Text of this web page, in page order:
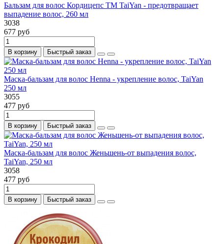
Бальзам для волос Кордицепс ТМ TaiYan - предотвращает
выпадение волос, 260 мл
3038
677 руб
В корзину Быстрый заказ
Маска-бальзам для волос Henna - укрепление волос, TaiYan
250 мл
3055
477 руб
В корзину Быстрый заказ
Маска-бальзам для волос Женьшень-от выпадения волос,
TaiYan, 250 мл
3058
477 руб
В корзину Быстрый заказ